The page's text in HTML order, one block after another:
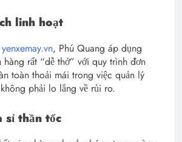
linh hoạt
yenxemay.vn, Phú Quang áp dụng
rất “dễ thở” với quy trình đơn
toàn thoải mái trong việc quản lý
phải lo lắng về rủi ro.
thần tốc